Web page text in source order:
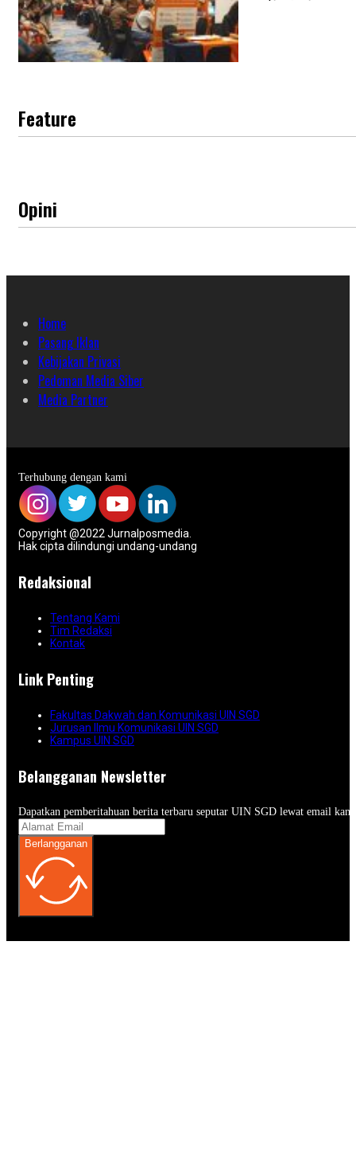
Feature
Opini
Home
Pasang Iklan
Kebijakan Privasi
Pedoman Media Siber
Media Partner
Terhubung dengan kami
Copyright @2022 Jurnalposmedia.
Hak cipta dilindungi undang-undang
Redaksional
Tentang Kami
Tim Redaksi
Kontak
Link Penting
Fakultas Dakwah dan Komunikasi UIN SGD
Jurusan Ilmu Komunikasi UIN SGD
Kampus UIN SGD
Belangganan Newsletter
Dapatkan pemberitahuan berita terbaru seputar UIN SGD lewat email
Berlangganan